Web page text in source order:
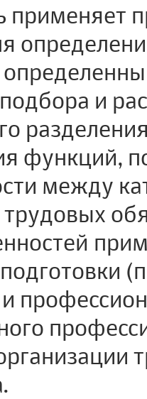
применяет
и
функций,
между